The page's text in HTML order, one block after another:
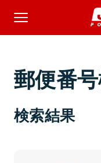
郵便番
検索結果